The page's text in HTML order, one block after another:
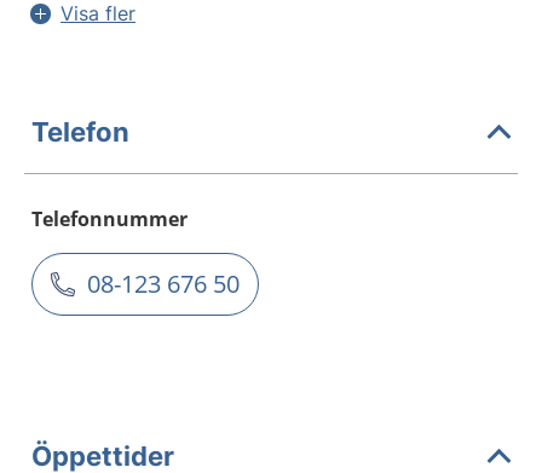
Visa fler
Telefon
Telefonnummer
08-123 676 50
Öppettider